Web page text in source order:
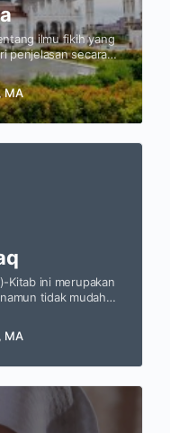
MA
ilmu fikih yang
penjelasan secara
dalam beribadah.
bin Sumair al-
MA
Kitab ini merupakan
tidak mudah